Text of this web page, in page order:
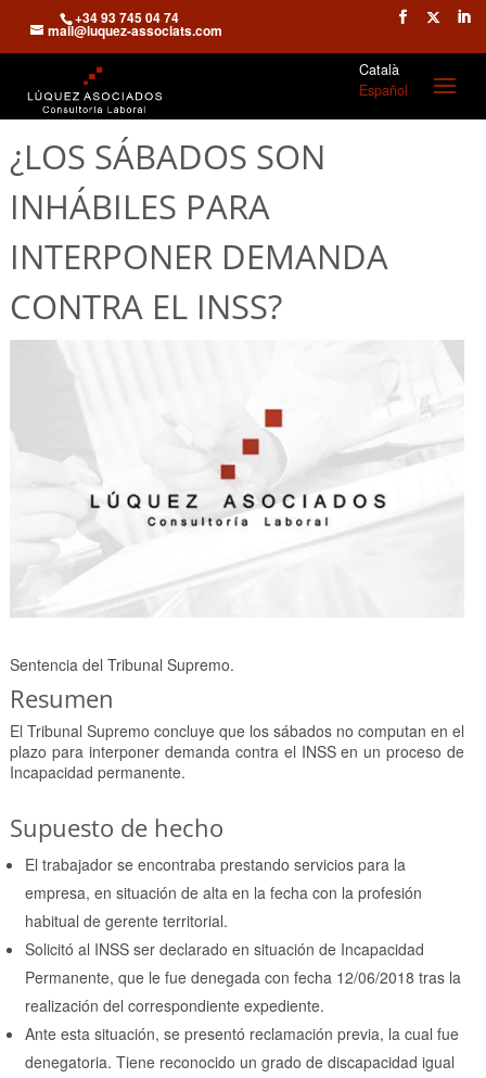
+34 93 745 04 74
mail@luquez-associats.com
Català
Español
¿LOS SÁBADOS SON
INHÁBILES PARA
INTERPONER DEMANDA
CONTRA EL INSS?
Sentencia del Tribunal Supremo.
Resumen
El Tribunal Supremo concluye que los sábados no computan en el
plazo para interponer demanda contra el INSS en un proceso de
Incapacidad permanente.
Supuesto de hecho
El trabajador se encontraba prestando servicios para la
empresa, en situación de alta en la fecha con la profesión
habitual de gerente territorial.
Solicitó al INSS ser declarado en situación de Incapacidad
Permanente, que le fue denegada con fecha 12/06/2018 tras la
realización del correspondiente expediente.
Ante esta situación, se presentó reclamación previa, la cual fue
denegatoria. Tiene reconocido un grado de discapacidad igual